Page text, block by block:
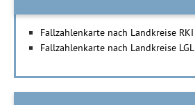
Fallzahlenkarte nach Landkreise RKI
Fallzahlenkarte nach Landkreise LGL